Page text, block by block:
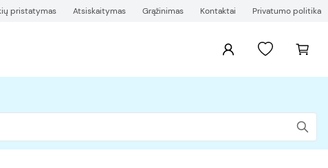
pristatymas Atsiskaitymas Grąžinimas Kontaktai Privatumo politika